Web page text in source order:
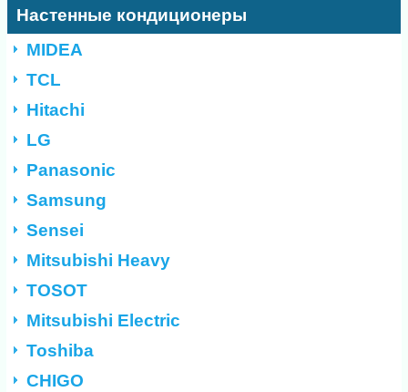
Настенные кондиционеры
MIDEA
TCL
Hitachi
LG
Panasonic
Samsung
Sensei
Mitsubishi Heavy
TOSOT
Mitsubishi Electric
Toshiba
CHIGO